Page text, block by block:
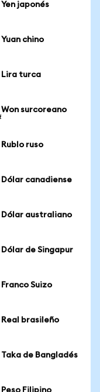
japonés
chino
Lira turca
surcoreano
ruso
Dólar canadiense
Dólar australiano
de Singapur
Suizo
Real brasileño
de Bangladés
Filipino